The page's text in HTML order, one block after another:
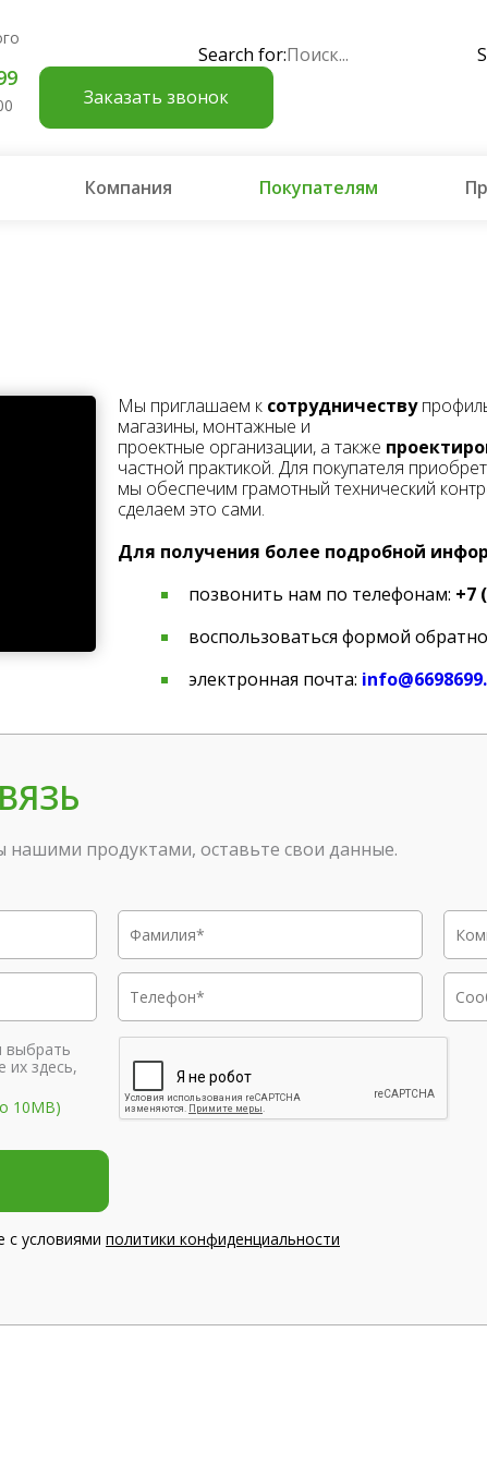
Search for:
Заказать звонок
Компания Покупателям
Мы приглашаем к сотрудничеству
магазины, монтажные и
проектные организации, а также
частной практикой. Для покупателя
мы обеспечим грамотный технический
сделаем это сами.
Для получения более подробной
позвонить нам по телефонам: +7
воспользоваться формой
электронная почта:
нашими продуктами, оставьте свои данные.
выбрать
их здесь,
10MB)
с условиями политики конфиденциальности